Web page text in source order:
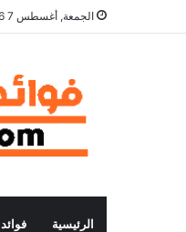
الجمعة, أغسطس 7 2026
الرئيسية فوائد